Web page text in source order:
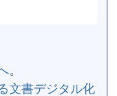
。
文書デジタル化